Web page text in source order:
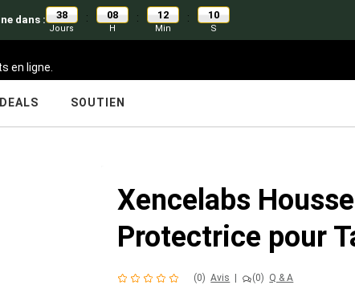
dans : 38
Jours
: 08
H
: 12
Min
: 09
S
en ligne.
DEALS SOUTIEN
Xencelabs Housse
Protectrice pour
(0)Avis (0) Q & A